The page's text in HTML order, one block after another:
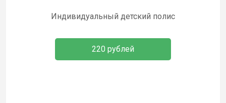
Индивидуальный детский полис
220 рублей